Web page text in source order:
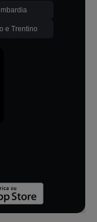
e Trentino